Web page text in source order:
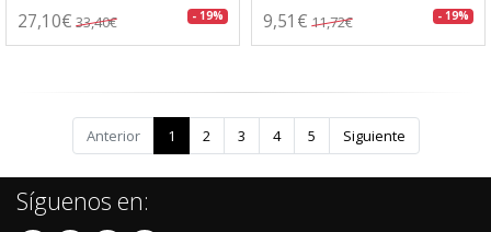
27,10€ 33,40€ - 19% 9,51€ 11,72€ - 19%
Anterior 1 2 3 4 5 Siguiente
Síguenos en: